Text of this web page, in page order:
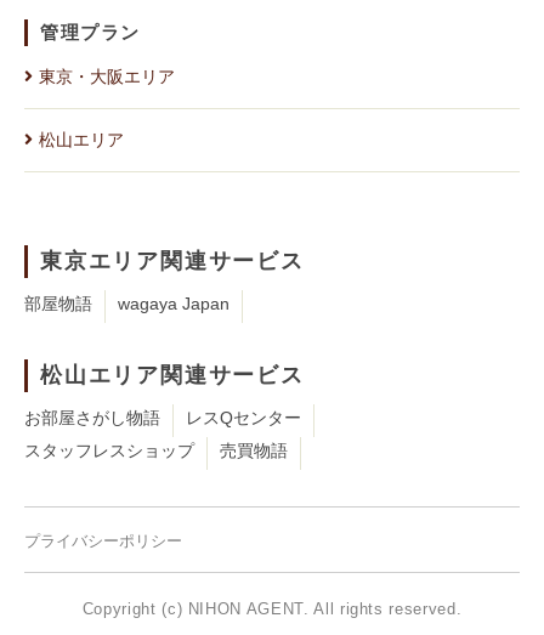
管理プラン
東京・大阪エリア
松山エリア
東京エリア関連サービス
部屋物語 wagaya Japan
松山エリア関連サービス
お部屋さがし物語
レスQセンター
スタッフレスショップ
売買物語
プライバシーポリシー
Copyright (c) NIHON AGENT. All rights reserved.